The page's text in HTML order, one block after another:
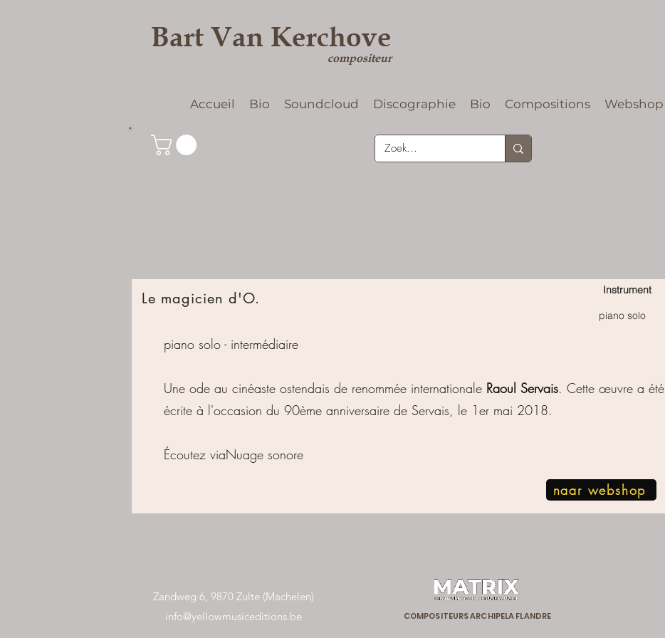
Bart Van Kerchove
compositeur
Accueil Bio Soundcloud Discographie Bio Compositions Webshop
Le magicien d'O. Instrument
piano solo - intermédiaire
Une ode au cinéaste ostendais de renommée internationale Raoul Servais. Cette œuvre a été
écrite à l'occasion du 90ème anniversaire de Servais, le 1er mai 2018.
Écoutez viaNuage sonore
piano solo
naar webshop
Zandweg 6, 9870 Zulte (Machelen)
info@yellowmusiceditions.be
COMPOSITEURS ARCHIPELA FLANDRE